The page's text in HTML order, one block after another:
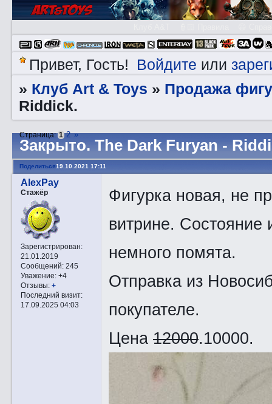
Привет, Гость! Войдите или
» Клуб Art & Toys » Продажа
Riddick.
Закрытo. The Dark Furyan -
Страница:1 2 »
Поделиться19.10.2021 17:11
AlexPay
Стажёр
Зарегистрирован:
21.01.2019
Сообщений:245
Уважение: +4
Отзывы: +
Последний визит:
17.09.2025 04:03
Фигурка новая, не
витрине. Состояние
немного помята.
Отправка из
покупателе.
Цена 12000.10000.